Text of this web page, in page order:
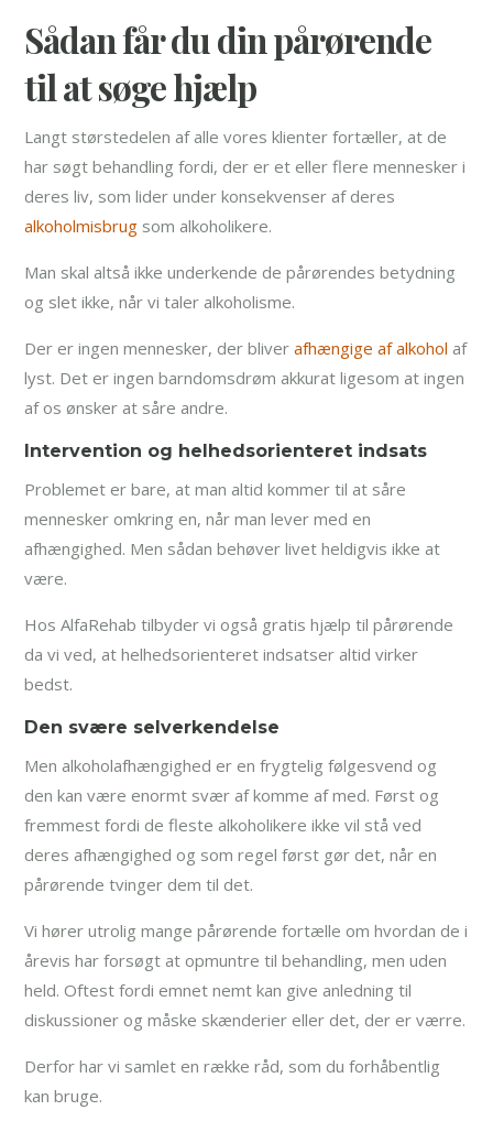
Sådan får du din pårørende
til at søge hjælp
Langt størstedelen af alle vores klienter fortæller, at de
har søgt behandling fordi, der er et eller flere mennesker i
deres liv, som lider under konsekvenser af deres
alkoholmisbrug som alkoholikere.
Man skal altså ikke underkende de pårørendes betydning
og slet ikke, når vi taler alkoholisme.
Der er ingen mennesker, der bliverafhængige af alkohol af
lyst. Det er ingen barndomsdrøm akkurat ligesom at ingen
af os ønsker at såre andre.
Intervention og helhedsorienteret indsats
Problemet er bare, at man altid kommer til at såre
mennesker omkring en, når man lever med en
afhængighed. Men sådan behøver livet heldigvis ikke at
være.
Hos AlfaRehab tilbyder vi også gratis hjælp til pårørende
da vi ved, at helhedsorienteret indsatser altid virker
bedst.
Den svære selverkendelse
Men alkoholafhængighed er en frygtelig følgesvend og
den kan være enormt svær af komme af med. Først og
fremmest fordi de fleste alkoholikere ikke vil stå ved
deres afhængighed og som regel først gør det, når en
pårørende tvinger dem til det.
Vi hører utrolig mange pårørende fortælle om hvordan de i
årevis har forsøgt at opmuntre til behandling, men uden
held. Oftest fordi emnet nemt kan give anledning til
diskussioner og måske skænderier eller det, der er værre.
Derfor har vi samlet en række råd, som du forhåbentlig
kan bruge.